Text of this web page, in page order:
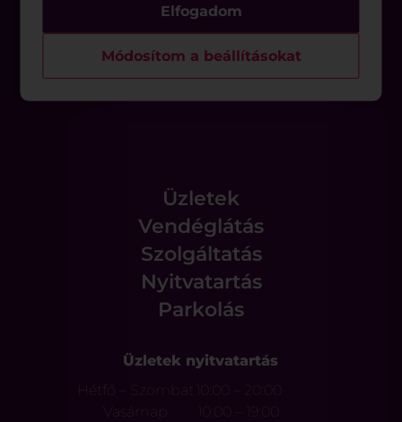
Rólunk
Üzletek
Vendéglátás
Szolgáltatás
Nyitvatartás
Parkolás
Üzletek nyitvatartás
Hétfő – Szombat
10:00 – 20:00
Vasárnap
Elfogadom
Módosítom a beállításokat